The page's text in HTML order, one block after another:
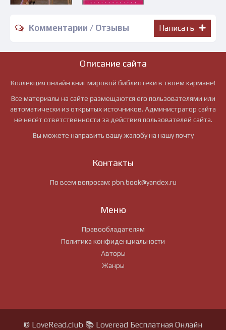
Комментарии / Отзывы Написать
Описание сайта
Коллекция онлайн книг мировой библиотеки в твоем кармане!
Все материалы на сайте размещаются его пользователями или
автоматически из открытых источников. Администратор сайта
не несёт ответственности за действия пользователей сайта.
Вы можете направить вашу жалобу на нашу почту
Контакты
По всем вопросам: pbn.book@yandex.ru
Меню
Правообладателям
Политика конфиденциальности
Авторы
Жанры
© LoveRead.club 📚 Loveread Бесплатная Онлайн